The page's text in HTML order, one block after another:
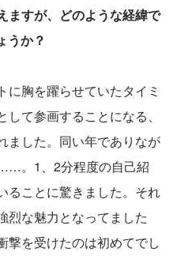
すが、どのような経緯で
うか？
に胸を躍らせていたタイミ
て参画することになる、
ました。同い年でありなが
。1、2分程度の自己紹
ることに驚きました。それ
烈な魅力となってました
撃を受けたのは初めてでし